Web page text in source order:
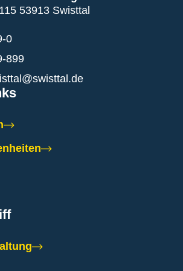
53913 Swisttal
0
899